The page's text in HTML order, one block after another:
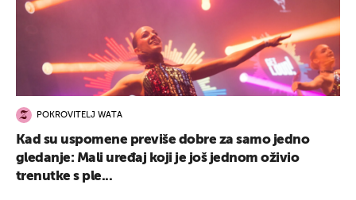
POKROVITELJ WATA
Kad su uspomene previše dobre za samo jedno
gledanje: Mali uređaj koji je još jednom oživio
trenutke s ple...